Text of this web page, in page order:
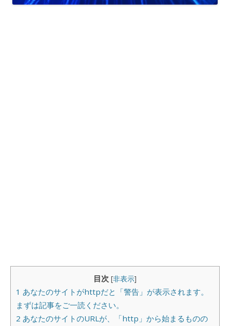
目次 [非表示]
1 あなたのサイトがhttpだと「警告」が表示されます。
まずは記事をご一読ください。
2 あなたのサイトのURLが、「http」から始まるものの